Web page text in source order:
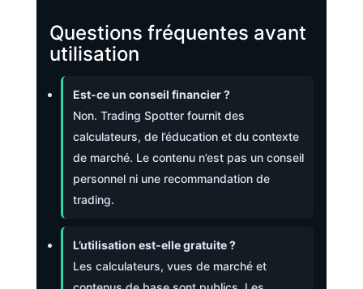
Questions fréquentes avant
utilisation
Est-ce un conseil financier ?
Non. Trading Spotter fournit des
calculateurs, de l’éducation et du contexte
de marché. Le contenu n’est pas un conseil
personnel ni une recommandation de
trading.
L’utilisation est-elle gratuite ?
Les calculateurs, vues de marché et